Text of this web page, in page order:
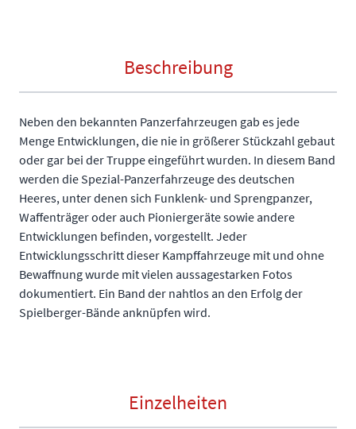
Beschreibung
Neben den bekannten Panzerfahrzeugen gab es jede
Menge Entwicklungen, die nie in größerer Stückzahl gebaut
oder gar bei der Truppe eingeführt wurden. In diesem Band
werden die Spezial-Panzerfahrzeuge des deutschen
Heeres, unter denen sich Funklenk- und Sprengpanzer,
Waffenträger oder auch Pioniergeräte sowie andere
Entwicklungen befinden, vorgestellt. Jeder
Entwicklungsschritt dieser Kampffahrzeuge mit und ohne
Bewaffnung wurde mit vielen aussagestarken Fotos
dokumentiert. Ein Band der nahtlos an den Erfolg der
Spielberger-Bände anknüpfen wird.
Einzelheiten